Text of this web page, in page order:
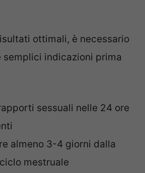
ottimali, è necessario
semplici indicazioni prima
sessuali nelle 24 ore
almeno 3-4 giorni dalla
mestruale